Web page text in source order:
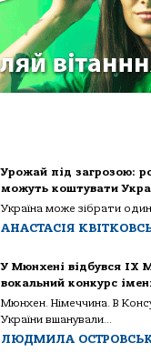
Урожай під загрозою:
можуть коштувати
Україна може зібрати один
АНАСТАСІЯ
У Мюнхені відбувся IX
вокальний конкурс
Мюнхен. Німеччина. В
України вшанували...
ЛЮДМИЛА